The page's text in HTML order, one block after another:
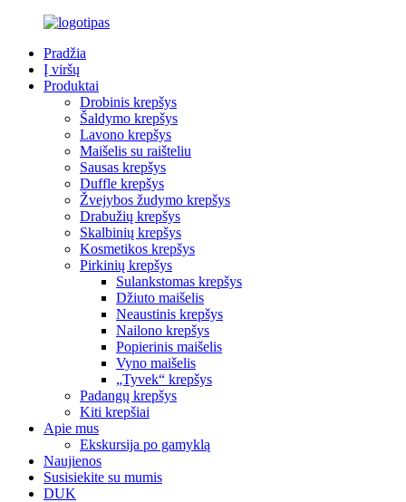
Pradžia
Į viršų
Produktai
Drobinis krepšys
Šaldymo krepšys
Lavono krepšys
Maišelis su raišteliu
Sausas krepšys
Duffle krepšys
Žvejybos žudymo krepšys
Drabužių krepšys
Skalbinių krepšys
Kosmetikos krepšys
Pirkinių krepšys
Sulankstomas krepšys
Džiuto maišelis
Neaustinis krepšys
Nailono krepšys
Popierinis maišelis
Vyno maišelis
„Tyvek“ krepšys
Padangų krepšys
Kiti krepšiai
Apie mus
Ekskursija po gamyklą
Naujienos
Susisiekite su mumis
DUK